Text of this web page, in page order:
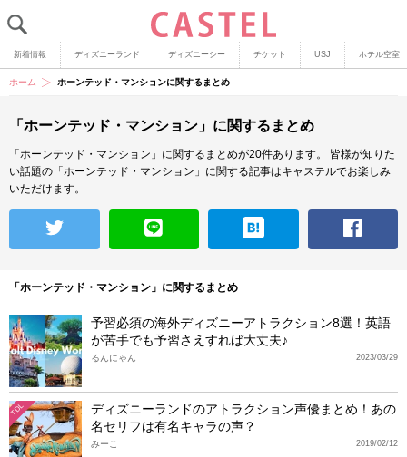
新着情報 ディズニーランド ディズニーシー チケット USJ ホテル空室
ホーム ホーンテッド・マンションに関するまとめ
「ホーンテッド・マンション」に関するまとめ
「ホーンテッド・マンション」に関するまとめが20件あります。
皆様が知りた
い話題の「ホーンテッド・マンション」に関する記事はキャステルでお楽しみ
いただけます。
「ホーンテッド・マンション」に関するまとめ
予習必須の海外ディズニーアトラクション8選！英語
が苦手でも予習さえすれば大丈夫♪
2023/03/29
るんにゃん
TDL
ディズニーランドのアトラクション声優まとめ！あの
名セリフは有名キャラの声？
2019/02/12
みーこ